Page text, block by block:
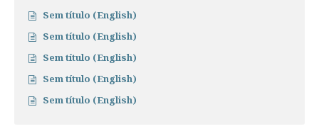
Sem título (English)
Sem título (English)
Sem título (English)
Sem título (English)
Sem título (English)